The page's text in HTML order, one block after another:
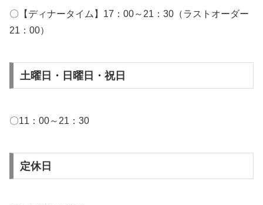
〇【ディナータイム】17：00～21：30（ラストオーダー
21：00）
土曜日・日曜日・祝日
〇11：00～21：30
定休日